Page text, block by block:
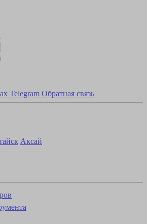
Telegram Обратная связь
Аксай